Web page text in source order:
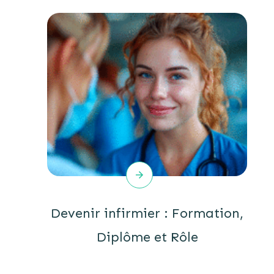
Devenir infirmier : Formation,
Diplôme et Rôle